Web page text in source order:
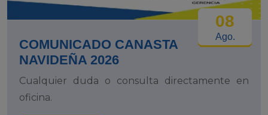
08
Ago.
COMUNICADO CANASTA
NAVIDEÑA 2026
Cualquier duda o consulta directamente en
oficina.